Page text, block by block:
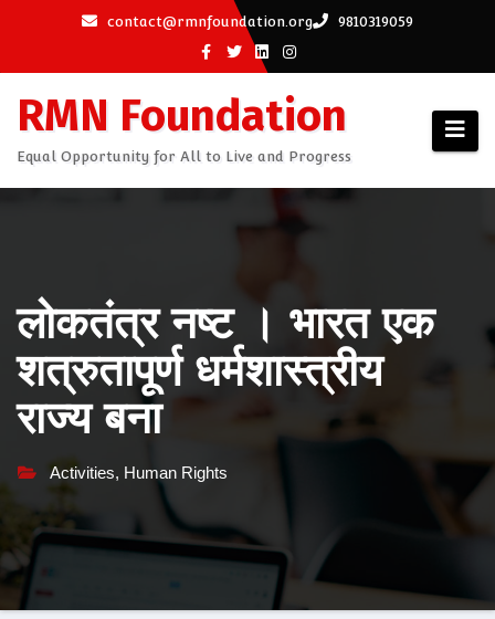
content
contact@rmnfoundation.org 9810319059
RMN Foundation
Equal Opportunity for All to Live and Progress
लोकतंत्र नष्ट । भारत एक
शत्रुतापूर्ण धर्मशास्त्रीय
राज्य बना
Activities, Human Rights